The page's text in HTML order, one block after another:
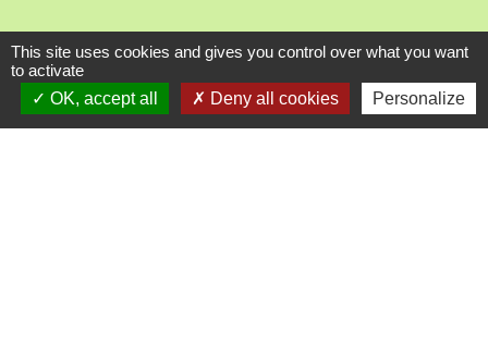
Accueil en mairie :
Mardi, jeudi et vendredi de 8h à 11h et de 14h à
16h(fermé le mercredi).
This site uses cookies and gives you control over what you want
to activate
OK, accept all
Deny all cookies Personalize